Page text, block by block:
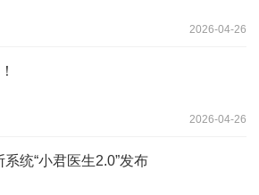
2026-04-26
2026-04-26
统“小君医生2.0”发布